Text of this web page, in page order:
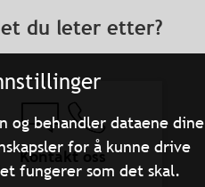
og behandler dataene dine
for å kunne drive
fungerer som det skal.
du leter etter?
Kontakt oss